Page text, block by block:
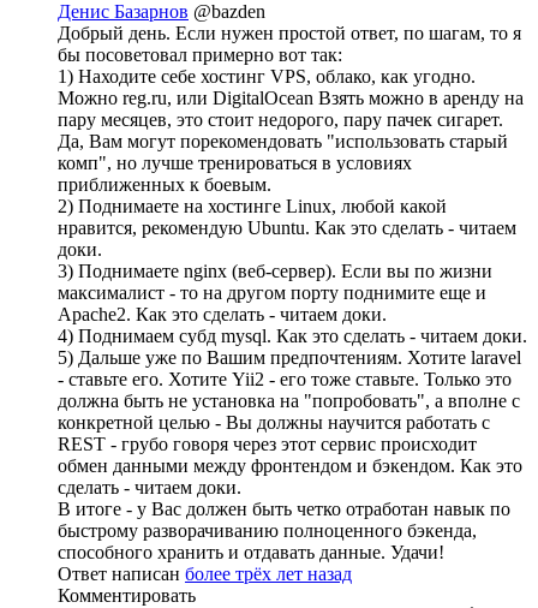
Денис Базарнов @bazden
Добрый день. Если нужен простой ответ, по шагам, то я
бы посоветовал примерно вот так:
1) Находите себе хостинг VPS, облако, как угодно.
Можно reg.ru, или DigitalOcean Взять можно в аренду на
пару месяцев, это стоит недорого, пару пачек сигарет.
Да, Вам могут порекомендовать "использовать старый
комп", но лучше тренироваться в условиях
приближенных к боевым.
2) Поднимаете на хостинге Linux, любой какой
нравится, рекомендую Ubuntu. Как это сделать - читаем
доки.
3) Поднимаете nginx (веб-сервер). Если вы по жизни
максималист - то на другом порту поднимите еще и
Apache2. Как это сделать - читаем доки.
4) Поднимаем субд mysql. Как это сделать - читаем доки.
5) Дальше уже по Вашим предпочтениям. Хотите laravel
- ставьте его. Хотите Yii2 - его тоже ставьте. Только это
должна быть не установка на "попробовать", а вполне с
конкретной целью - Вы должны научится работать с
REST - грубо говоря через этот сервис происходит
обмен данными между фронтендом и бэкендом. Как это
сделать - читаем доки.
В итоге - у Вас должен быть четко отработан навык по
быстрому разворачиванию полноценного бэкенда,
способного хранить и отдавать данные. Удачи!
Ответ написан более трёх лет назад
Комментировать